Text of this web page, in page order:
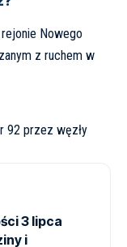
Nowego
z ruchem w
92 przez węzły
3 lipca
i